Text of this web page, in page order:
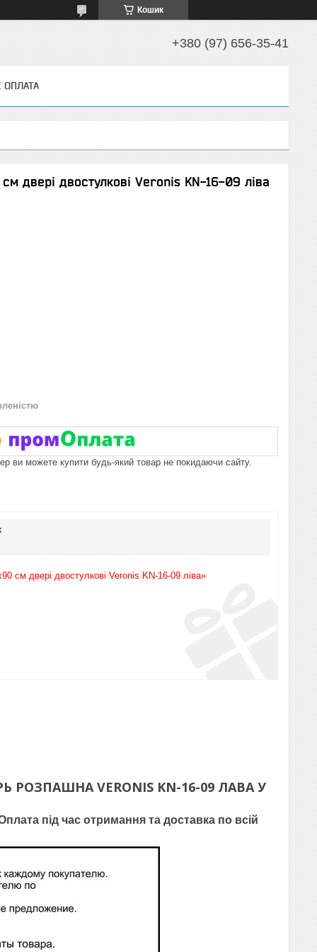
Кошик
+380 (97) 656-35-41
ОПЛАТА
двері двостулкові Veronis KN-16-09 ліва
ви можете купити будь-який товар не покидаючи сайту.
см двері двостулкові Veronis KN-16-09 ліва»
VERONIS KN-16-09 ЛАВА У
під час отримання та доставка по всій